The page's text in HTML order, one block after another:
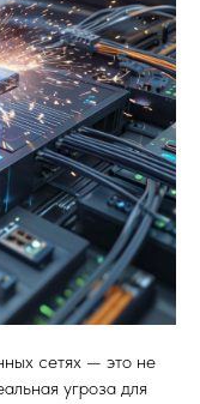
сетях — это не
угроза для